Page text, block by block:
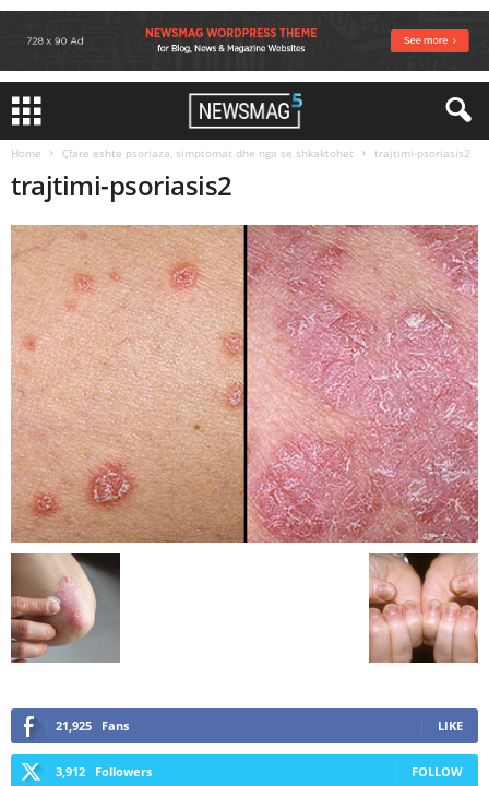
Home Çfare eshte psoriaza, simptomat dhe nga se shkaktohet trajtimi-psoriasis2
trajtimi-psoriasis2
21,925 Fans LIKE
3,912 Followers FOLLOW